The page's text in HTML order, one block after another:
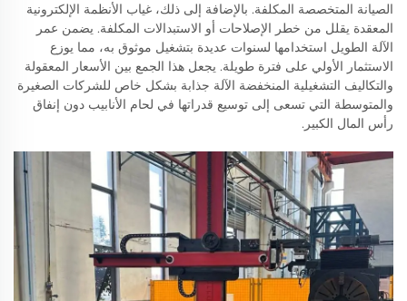
الصيانة المتخصصة المكلفة. بالإضافة إلى ذلك، غياب الأنظمة الإلكترونية
المعقدة يقلل من خطر الإصلاحات أو الاستبدالات المكلفة. يضمن عمر
الآلة الطويل استخدامها لسنوات عديدة بتشغيل موثوق به، مما يوزع
الاستثمار الأولي على فترة طويلة. يجعل هذا الجمع بين الأسعار المعقولة
والتكاليف التشغيلية المنخفضة الآلة جذابة بشكل خاص للشركات الصغيرة
والمتوسطة التي تسعى إلى توسيع قدراتها في لحام الأنابيب دون إنفاق
رأس المال الكبير.